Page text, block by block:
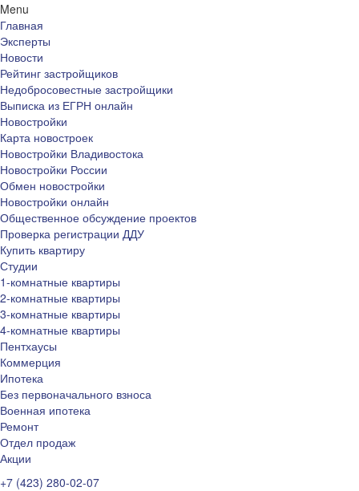
Menu
Главная
Эксперты
Новости
Рейтинг застройщиков
Недобросовестные застройщики
Выписка из ЕГРН онлайн
Новостройки
Карта новостроек
Новостройки Владивостока
Новостройки России
Обмен новостройки
Новостройки онлайн
Общественное обсуждение проектов
Проверка регистрации ДДУ
Купить квартиру
Студии
1-комнатные квартиры
2-комнатные квартиры
3-комнатные квартиры
4-комнатные квартиры
Пентхаусы
Коммерция
Ипотека
Без первоначального взноса
Военная ипотека
Ремонт
Отдел продаж
Акции
+7 (423) 280-02-07